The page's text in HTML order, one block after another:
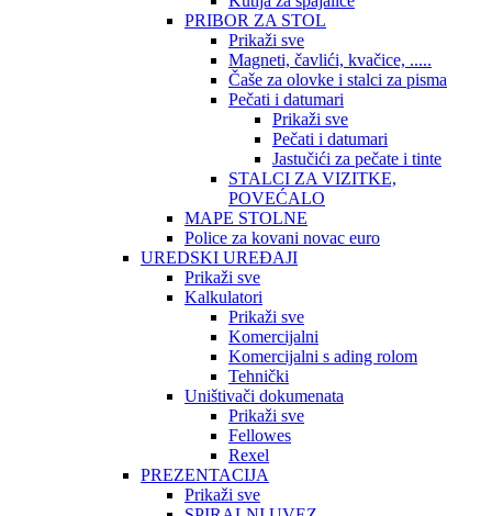
PRIBOR ZA STOL
Prikaži sve
Magneti, čavlići, kvačice, .....
Čaše za olovke i stalci za pisma
Pečati i datumari
Prikaži sve
Pečati i datumari
Jastučići za pečate i tinte
STALCI ZA VIZITKE,
POVEĆALO
MAPE STOLNE
Police za kovani novac euro
UREDSKI UREĐAJI
Prikaži sve
Kalkulatori
Prikaži sve
Komercijalni
Komercijalni s ading rolom
Tehnički
Uništivači dokumenata
Prikaži sve
Fellowes
Rexel
PREZENTACIJA
Prikaži sve